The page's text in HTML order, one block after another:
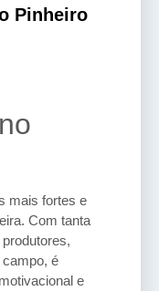
Pinheiro
mais fortes e
Com tanta
é
e